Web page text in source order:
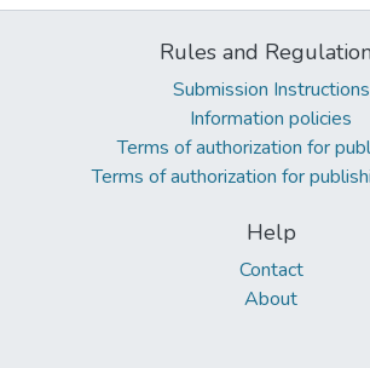
Rules and
Submission Instructions
Information policies
Terms of authorization for
Terms of authorization for
Help
Contact
About